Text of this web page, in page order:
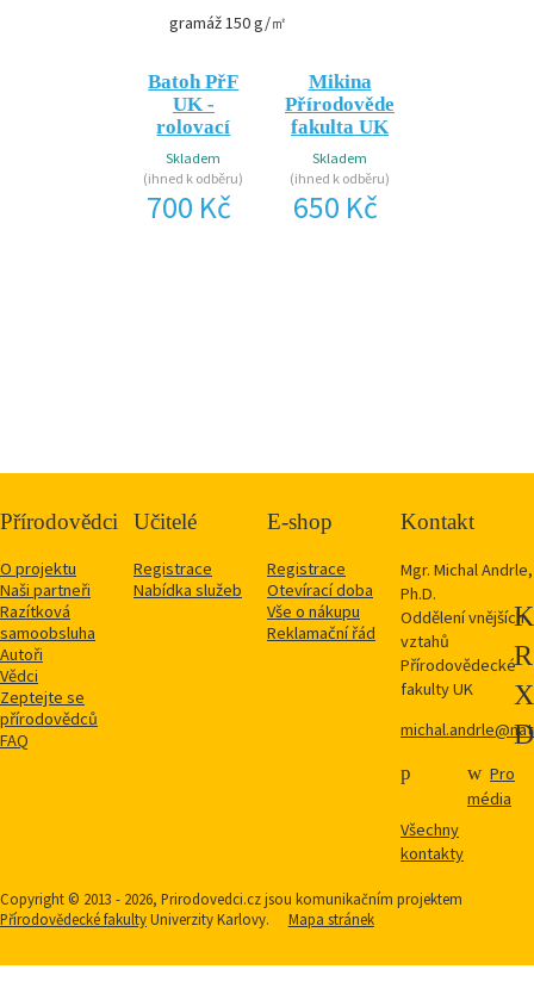
gramáž 150 g/㎡
Batoh PřF
UK -
rolovací
Skladem
(ihned k odběru)
700 Kč
Mikina
Přírodovědecká
fakulta UK
Skladem
(ihned k odběru)
650 Kč
Přírodovědci
O projektu
Naši partneři
Razítková
samoobsluha
Autoři
Vědci
Zeptejte se
přírodovědců
FAQ
Učitelé
Registrace
Nabídka služeb
E-shop
Registrace
Otevírací doba
Vše o nákupu
Reklamační řád
Kontakt
Mgr. Michal Andrle,
Ph.D.
Oddělení vnějších
vztahů
Přírodovědecké
fakulty UK
Všechny
kontakty
Pro
média
Copyright © 2013 - 2026, Prirodovedci.cz jsou komunikačním projektem
Přírodovědecké fakultyUniverzity Karlovy. Mapa stránek